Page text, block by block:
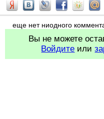
еще нет ниодного
Вы не можете
Войдите или